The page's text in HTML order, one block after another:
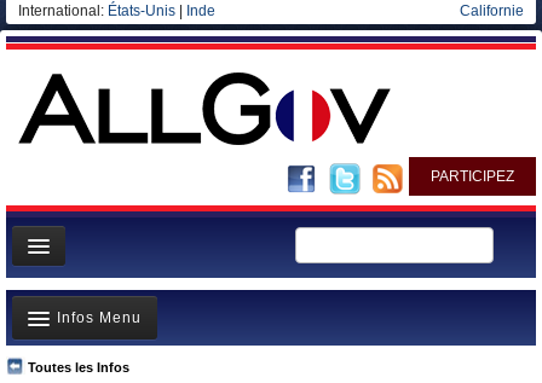
International: États-Unis Inde Californie
PARTICIPEZ
Page d'accueil
Infos
Gouvernement
Toutes les Infos
Infos Menu
A la Une